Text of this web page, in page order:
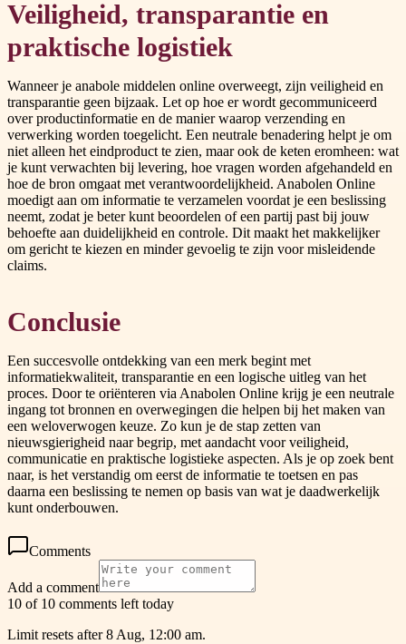
Veiligheid, transparantie en
praktische logistiek
Wanneer je anabole middelen online overweegt, zijn veiligheid en
transparantie geen bijzaak. Let op hoe er wordt gecommuniceerd
over productinformatie en de manier waarop verzending en
verwerking worden toegelicht. Een neutrale benadering helpt je om
niet alleen het eindproduct te zien, maar ook de keten eromheen: wat
je kunt verwachten bij levering, hoe vragen worden afgehandeld en
hoe de bron omgaat met verantwoordelijkheid. Anabolen Online
moedigt aan om informatie te verzamelen voordat je een beslissing
neemt, zodat je beter kunt beoordelen of een partij past bij jouw
behoefte aan duidelijkheid en controle. Dit maakt het makkelijker
om gericht te kiezen en minder gevoelig te zijn voor misleidende
claims.
Conclusie
Een succesvolle ontdekking van een merk begint met
informatiekwaliteit, transparantie en een logische uitleg van het
proces. Door te oriënteren via Anabolen Online krijg je een neutrale
ingang tot bronnen en overwegingen die helpen bij het maken van
een weloverwogen keuze. Zo kun je de stap zetten van
nieuwsgierigheid naar begrip, met aandacht voor veiligheid,
communicatie en praktische logistieke aspecten. Als je op zoek bent
naar, is het verstandig om eerst de informatie te toetsen en pas
daarna een beslissing te nemen op basis van wat je daadwerkelijk
kunt onderbouwen.
Comments
Add a comment
10 of 10 comments left today
Limit resets after 8 Aug, 12:00 am.